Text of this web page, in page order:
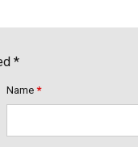
*
Name *